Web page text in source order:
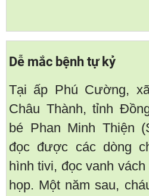
Dễ mắc bệnh tự kỷ
Tại ấp Phú Cường,
Châu Thành, tỉnh
bé Phan Minh Thiện
đọc được các dòng
hình tivi, đọc vanh
họp. Một năm sau,